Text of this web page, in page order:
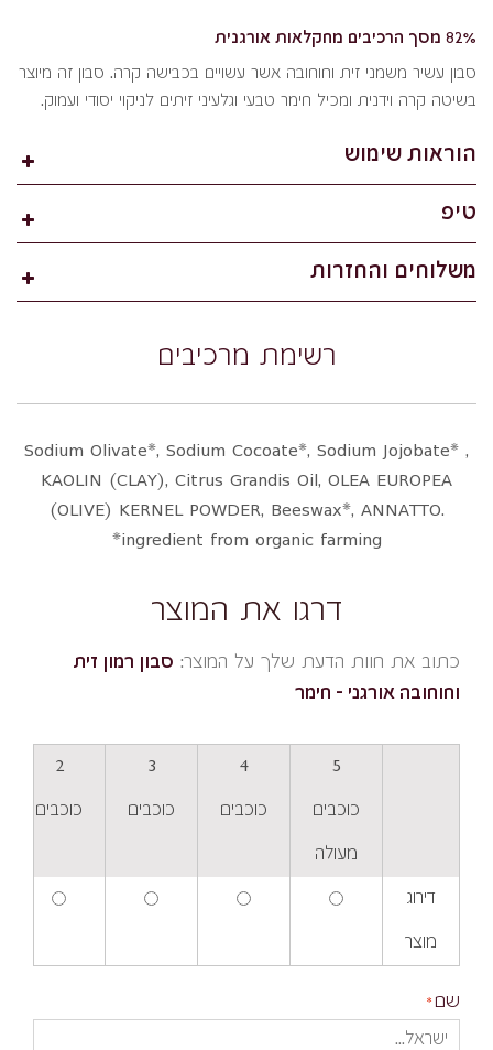
82% מסך הרכיבים מחקלאות אורגנית
סבון עשיר משמני זית וחוחובה אשר עשויים בכבישה קרה. סבון זה מיוצר
בשיטה קרה וידנית ומכיל חימר טבעי וגלעיני זיתים לניקוי יסודי ועמוק.
הוראות שימוש
טיפ
משלוחים והחזרות
רשימת מרכיבים
Sodium Olivate*, Sodium Cocoate*, Sodium Jojobate* ,
KAOLIN (CLAY), Citrus Grandis Oil, OLEA EUROPEA
(OLIVE) KERNEL POWDER, Beeswax*, ANNATTO.
*ingredient from organic farming
דרגו את המוצר
כתוב את חוות הדעת שלך על המוצר: סבון רמון זית
וחוחובה אורגני – חימר
5
כוכבים
מעולה
4
כוכבים
3
כוכבים
2
כוכבים
דירוג
מוצר
שם